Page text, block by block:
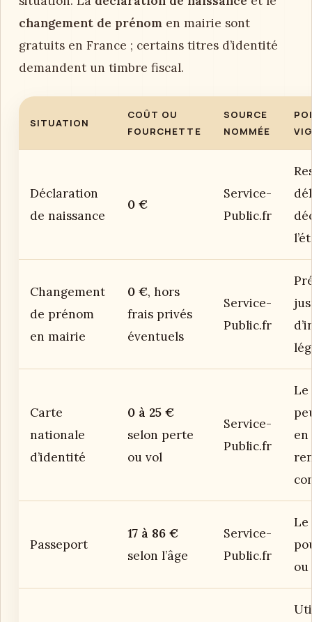
changement de prénom en mairie sont
gratuits en France ; certains titres d’identité
demandent un timbre fiscal.
SITUATION
COÛT OU
FOURCHETTE
SOURCE
NOMMÉE
Déclaration
de naissance
0 €
Service-
Public.fr
Changement
de prénom
en mairie
0 €, hors
frais privés
éventuels
Service-
Public.fr
Carte
nationale
d’identité
0 à 25 €
selon perte
ou vol
Service-
Public.fr
Le
en
Passeport
17 à 86 €
selon l’âge
Service-
Public.fr
Le